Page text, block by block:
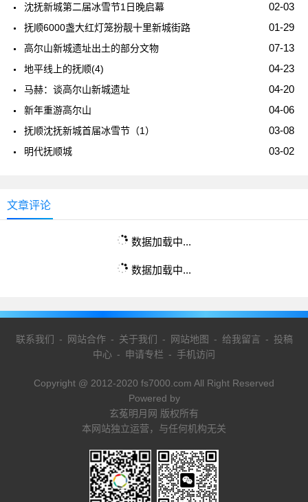
02-03
沈抚新城第二届冰雪节1日晚启幕
01-29
抚顺6000盏大红灯笼扮靓十里新城街路
07-13
高尔山新城遗址出土的部分文物
04-23
地平线上的抚顺(4)
04-20
马赫：谈高尔山新城遗址
04-06
新年重游高尔山
03-08
抚顺沈抚新城首届冰雪节（1）
03-02
明代抚顺城
文章评论
数据加载中...
数据加载中...
联系我们 - 网站合作- 关于我们 - 网站地图 - 给我留言 - 投稿
中心 - 申请专栏 - 手机访问
Copyright @ 2012-2020 fs7000.com All Right Reserved
Powered by
玄菟明月网 版权所有
本网站独立运营，与任何机构无关